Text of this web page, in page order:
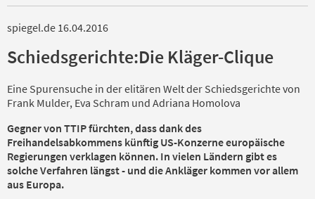
spiegel.de 16.04.2016
Schiedsgerichte:Die Kläger-Clique
Eine Spurensuche in der elitären Welt der Schiedsgerichte von
Frank Mulder, Eva Schram und Adriana Homolova
Gegner von TTIP fürchten, dass dank des
Freihandelsabkommens künftig US-Konzerne europäische
Regierungen verklagen können. In vielen Ländern gibt es
solche Verfahren längst - und die Ankläger kommen vor allem
aus Europa.